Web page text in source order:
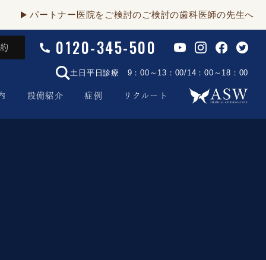
パートナー医院をご検討のご検討の歯科医師の先生へ
0120-345-500
土日平日診療 9：00～13：00/14：00～18：00
設備紹介 症例 リクルート